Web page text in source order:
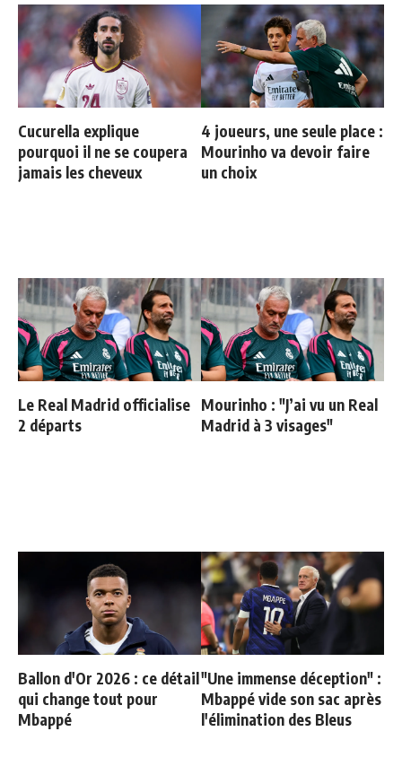
Cucurella explique
pourquoi il ne se coupera
jamais les cheveux
4 joueurs, une seule place :
Mourinho va devoir faire
un choix
Le Real Madrid officialise
2 départs
Mourinho : "J’ai vu un Real
Madrid à 3 visages"
Ballon d'Or 2026 : ce détail
qui change tout pour
Mbappé
"Une immense déception" :
Mbappé vide son sac après
l'élimination des Bleus